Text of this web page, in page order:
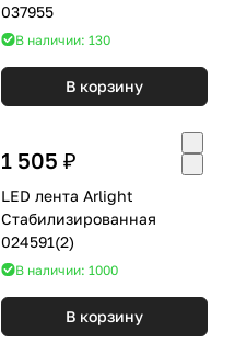
037955
В наличии: 130
В корзину
1 505 ₽
LED лента Arlight
Стабилизированная
024591(2)
В наличии: 1000
В корзину